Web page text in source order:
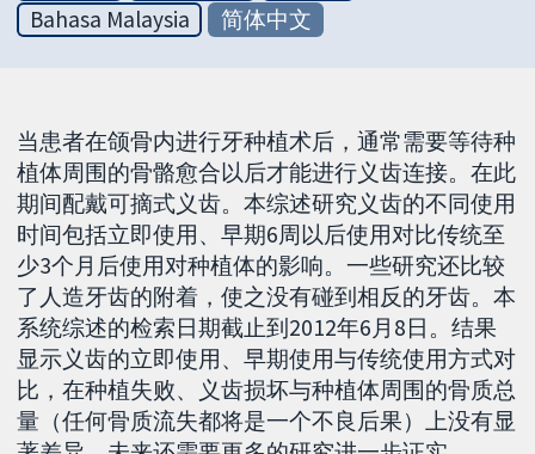
Bahasa Malaysia
简体中文
当患者在颌骨内进行牙种植术后，通常需要等待种
植体周围的骨骼愈合以后才能进行义齿连接。在此
期间配戴可摘式义齿。本综述研究义齿的不同使用
时间包括立即使用、早期6周以后使用对比传统至
少3个月后使用对种植体的影响。一些研究还比较
了人造牙齿的附着，使之没有碰到相反的牙齿。本
系统综述的检索日期截止到2012年6月8日。结果
显示义齿的立即使用、早期使用与传统使用方式对
比，在种植失败、义齿损坏与种植体周围的骨质总
量（任何骨质流失都将是一个不良后果）上没有显